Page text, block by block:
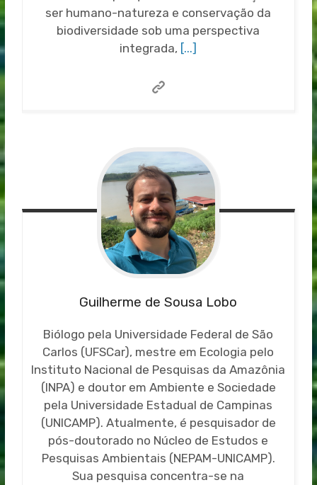
ser humano-natureza e conservação da
biodiversidade sob uma perspectiva
integrada, [...]
Guilherme de Sousa Lobo
Biólogo pela Universidade Federal de São
Carlos (UFSCar), mestre em Ecologia pelo
Instituto Nacional de Pesquisas da Amazônia
(INPA) e doutor em Ambiente e Sociedade
pela Universidade Estadual de Campinas
(UNICAMP). Atualmente, é pesquisador de
pós-doutorado no Núcleo de Estudos e
Pesquisas Ambientais (NEPAM-UNICAMP).
Sua pesquisa concentra-se na